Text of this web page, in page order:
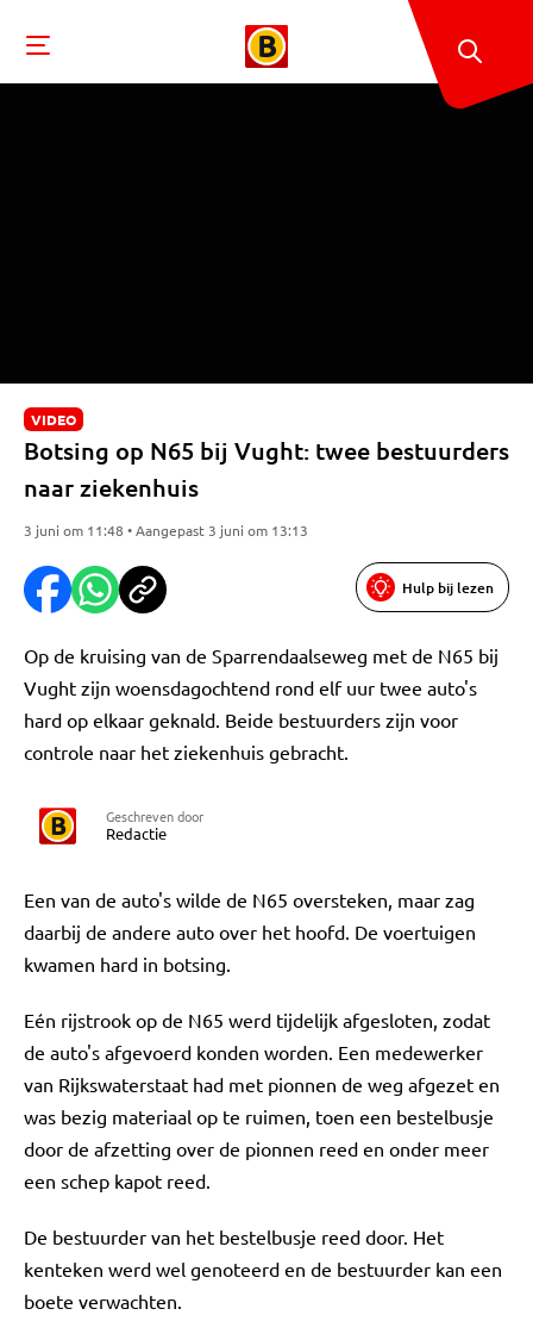
VIDEO
Botsing op N65 bij Vught: twee bestuurders
naar ziekenhuis
3 juni om 11:48 • Aangepast 3 juni om 13:13
Hulp bij lezen
Op de kruising van de Sparrendaalseweg met de N65 bij
Vught zijn woensdagochtend rond elf uur twee auto's
hard op elkaar geknald. Beide bestuurders zijn voor
controle naar het ziekenhuis gebracht.
Geschreven door
Redactie
Een van de auto's wilde de N65 oversteken, maar zag
daarbij de andere auto over het hoofd. De voertuigen
kwamen hard in botsing.
Eén rijstrook op de N65 werd tijdelijk afgesloten, zodat
de auto's afgevoerd konden worden. Een medewerker
van Rijkswaterstaat had met pionnen de weg afgezet en
was bezig materiaal op te ruimen, toen een bestelbusje
door de afzetting over de pionnen reed en onder meer
een schep kapot reed.
De bestuurder van het bestelbusje reed door. Het
kenteken werd wel genoteerd en de bestuurder kan een
boete verwachten.